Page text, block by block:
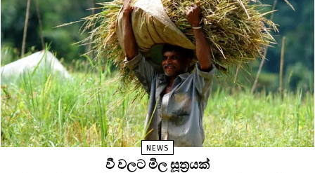
NEWS
වී වලට මිල සූත්‍රයක්